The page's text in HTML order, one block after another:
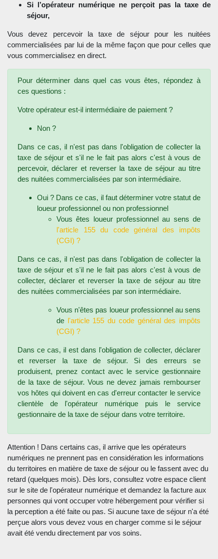
Si l’opérateur numérique ne perçoit pas la taxe de
séjour,
Vous devez percevoir la taxe de séjour pour les nuitées
commercialisées par lui de la même façon que pour celles que
vous commercialisez en direct.
Pour déterminer dans quel cas vous êtes, répondez à
ces questions :
Votre opérateur est-il intermédiaire de paiement ?
Non ?
Dans ce cas, il n'est pas dans l'obligation de collecter la
taxe de séjour et s'il ne le fait pas alors c'est à vous de
percevoir, déclarer et reverser la taxe de séjour au titre
des nuitées commercialisées par son intermédiaire.
Oui ? Dans ce cas, il faut déterminer votre statut de
loueur professionnel ou non professionnel
Vous êtes loueur professionnel au sens de
l'article 155 du code général des impôts
(CGI) ?
Dans ce cas, il n'est pas dans l'obligation de collecter la
taxe de séjour et s'il ne le fait pas alors c'est à vous de
collecter, déclarer et reverser la taxe de séjour au titre
des nuitées commercialisées par son intermédiaire.
Vous n'êtes pas loueur professionnel au sens
de l'article 155 du code général des impôts
(CGI) ?
Dans ce cas, il est dans l'obligation de collecter, déclarer
et reverser la taxe de séjour. Si des erreurs se
produisent, prenez contact avec le service gestionnaire
de la taxe de séjour. Vous ne devez jamais rembourser
vos hôtes qui doivent en cas d'erreur contacter le service
clientèle de l'opérateur numérique puis le service
gestionnaire de la taxe de séjour dans votre territoire.
Attention ! Dans certains cas, il arrive que les opérateurs
numériques ne prennent pas en considération les informations
du territoires en matière de taxe de séjour ou le fassent avec du
retard (quelques mois). Dès lors, consultez votre espace client
sur le site de l'opérateur numérique et demandez la facture aux
personnes qui vont occuper votre hébergement pour vérifier si
la perception a été faite ou pas. Si aucune taxe de séjour n'a été
perçue alors vous devez vous en charger comme si le séjour
avait été vendu directement par vos soins.